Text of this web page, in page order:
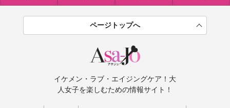
ページトップへ
イケメン・ラブ・エイジングケア！大
人女子を楽しむための情報サイト！